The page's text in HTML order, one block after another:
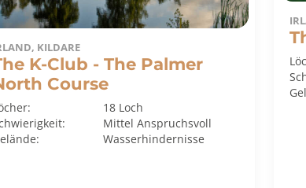
KILDARE
K-Club - The Palmer
Course
18 Loch
MittelAnspruchsvoll
Wasserhindernisse